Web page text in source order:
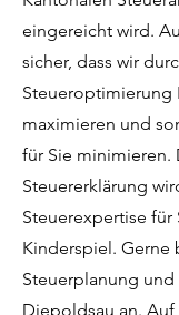
eingereicht wird.
sicher, dass wir
Steueroptimierung
maximieren und
für Sie minimieren.
Steuererklärung
Steuerexpertise für
Kinderspiel. Gerne
Steuerplanung
Diepoldsau an. Auf